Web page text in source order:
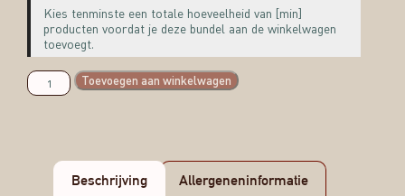
Kies tenminste een totale hoeveelheid van [min]
producten voordat je deze bundel aan de winkelwagen
toevoegt.
Toevoegen aan winkelwagen
Beschrijving Allergeneninformatie